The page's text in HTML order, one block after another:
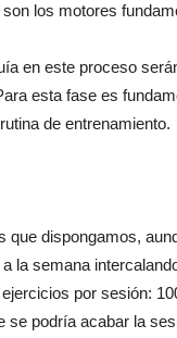
los motores
en este proceso
esta fase es
de entrenamiento.
que dispongamos,
la semana
por sesión:
se podría acabar la